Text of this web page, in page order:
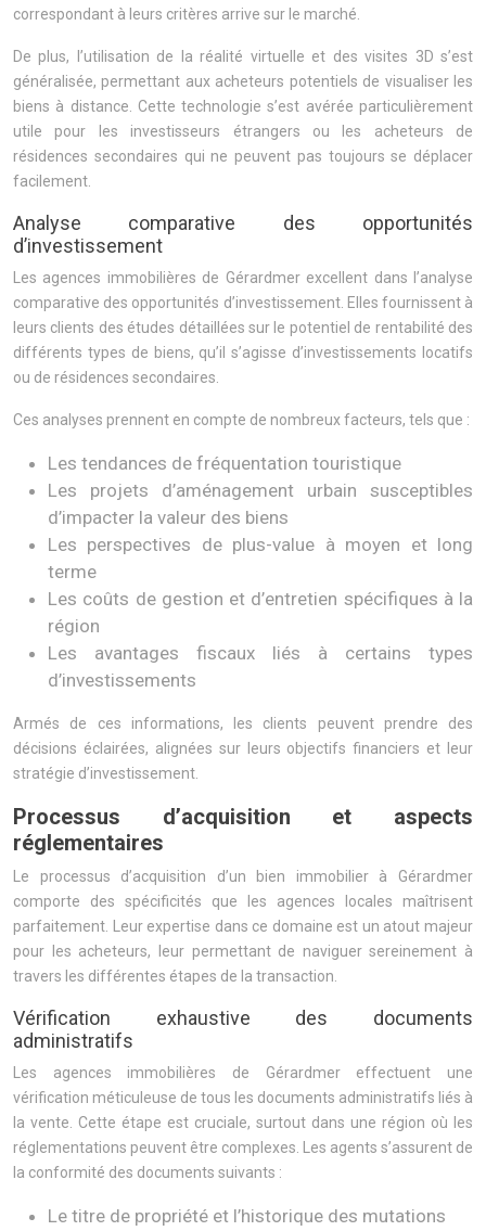
correspondant à leurs critères arrive sur le marché.
De plus, l’utilisation de la réalité virtuelle et des visites 3D s’est
généralisée, permettant aux acheteurs potentiels de visualiser les
biens à distance. Cette technologie s’est avérée particulièrement
utile pour les investisseurs étrangers ou les acheteurs de
résidences secondaires qui ne peuvent pas toujours se déplacer
facilement.
Analyse comparative des opportunités
d’investissement
Les agences immobilières de Gérardmer excellent dans l’analyse
comparative des opportunités d’investissement. Elles fournissent à
leurs clients des études détaillées sur le potentiel de rentabilité des
différents types de biens, qu’il s’agisse d’investissements locatifs
ou de résidences secondaires.
Ces analyses prennent en compte de nombreux facteurs, tels que :
Les tendances de fréquentation touristique
Les projets d’aménagement urbain susceptibles
d’impacter la valeur des biens
Les perspectives de plus-value à moyen et long
terme
Les coûts de gestion et d’entretien spécifiques à la
région
Les avantages fiscaux liés à certains types
d’investissements
Armés de ces informations, les clients peuvent prendre des
décisions éclairées, alignées sur leurs objectifs financiers et leur
stratégie d’investissement.
Processus d’acquisition et aspects
réglementaires
Le processus d’acquisition d’un bien immobilier à Gérardmer
comporte des spécificités que les agences locales maîtrisent
parfaitement. Leur expertise dans ce domaine est un atout majeur
pour les acheteurs, leur permettant de naviguer sereinement à
travers les différentes étapes de la transaction.
Vérification exhaustive des documents
administratifs
Les agences immobilières de Gérardmer effectuent une
vérification méticuleuse de tous les documents administratifs liés à
la vente. Cette étape est cruciale, surtout dans une région où les
réglementations peuvent être complexes. Les agents s’assurent de
la conformité des documents suivants :
Le titre de propriété et l’historique des mutations